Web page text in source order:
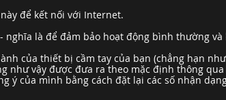
để kết nối với Internet.
là để đảm bảo hoạt động bình thường
của thiết bị cầm tay của bạn (chẳng hạn như
như vậy được đưa ra theo mặc định thông
ý của mình bằng cách đặt lại các số nhận